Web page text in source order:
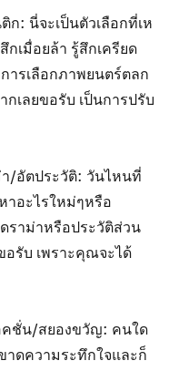
: นี่จะเป็นตัวเลือกที่เห
เมื่อยล้า รู้สึกเครียด
ารเลือกภาพยนตร์ตลก
เลยขอรับ เป็นการปรับ
/อัตประวัติ: วันไหนที่
อะไรใหม่ๆหรือ
ราม่าหรือประวัติส่วน
อรับ เพราะคุณจะได้
คชั่น/สยองขวัญ: คนใด
ดความระทึกใจและก็